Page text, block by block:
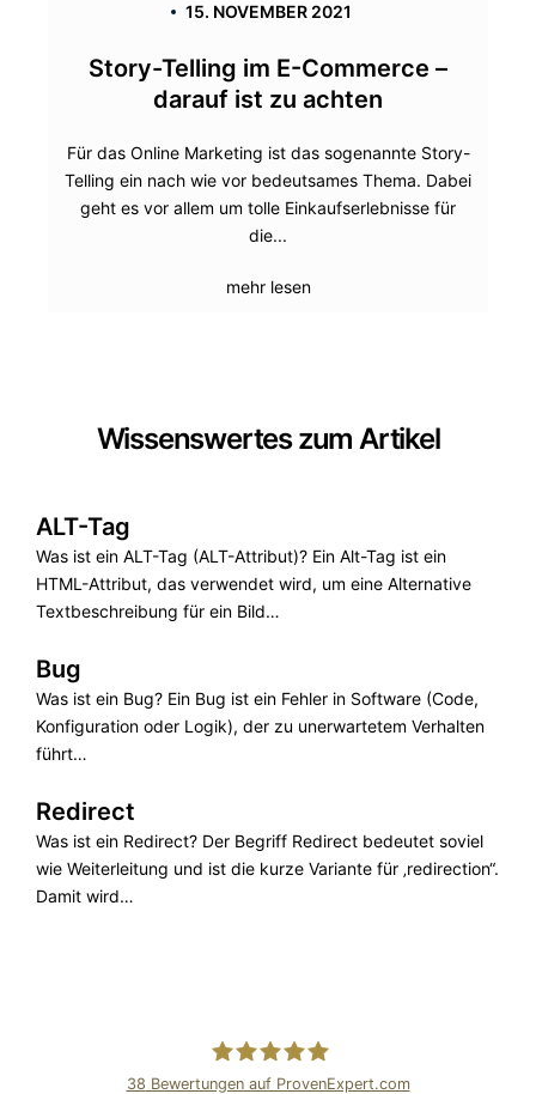
15. NOVEMBER 2021
Story-Telling im E-Commerce –
darauf ist zu achten
Für das Online Marketing ist das sogenannte Story-
Telling ein nach wie vor bedeutsames Thema. Dabei
geht es vor allem um tolle Einkaufserlebnisse für
die...
mehr lesen
Wissenswertes zum Artikel
ALT-Tag
Was ist ein ALT-Tag (ALT-Attribut)? Ein Alt-Tag ist ein
HTML-Attribut, das verwendet wird, um eine Alternative
Textbeschreibung für ein Bild…
Bug
Was ist ein Bug? Ein Bug ist ein Fehler in Software (Code,
Konfiguration oder Logik), der zu unerwartetem Verhalten
führt…
Redirect
Was ist ein Redirect? Der Begriff Redirect bedeutet soviel
wie Weiterleitung und ist die kurze Variante für ‚redirection“.
Damit wird…
38 Bewertungen auf ProvenExpert.com